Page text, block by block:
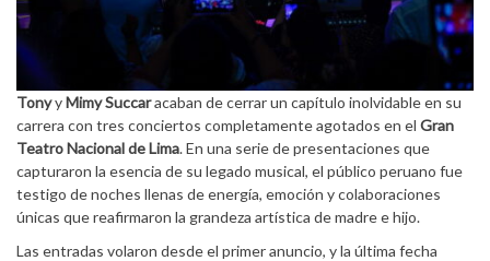
TonyyMimy Succaracaban de cerrar un capítulo inolvidable en su
carrera con tres conciertos completamente agotados en el Gran
Teatro Nacional de Lima. En una serie de presentaciones que
capturaron la esencia de su legado musical, el público peruano fue
testigo de noches llenas de energía, emoción y colaboraciones
únicas que reafirmaron la grandeza artística de madre e hijo.
Las entradas volaron desde el primer anuncio, y la última fecha